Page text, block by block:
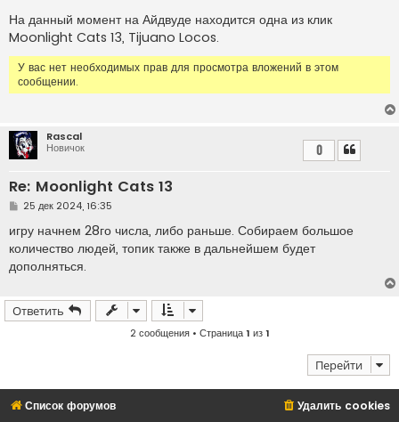
На данный момент на Айдвуде находится одна из клик
Moonlight Cats 13, Tijuano Locos.
У вас нет необходимых прав для просмотра вложений в этом
сообщении.
Rascal
Новичок
Re: Moonlight Cats 13
0
С
о
б
щ
е
н
е
25 дек 2024, 16:35
игру начнем 28го числа, либо раньше. Собираем большое
количество людей, топик также в дальнейшем будет
дополняться.
Ответить
2 сообщения • Страница1 из1
Перейти
Список форумов Удалить cookies